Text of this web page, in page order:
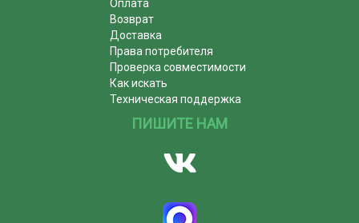
Оплата
Возврат
Доставка
Права потребителя
Проверка совместимости
Как искать
Техническая поддержка
ПИШИТЕ НАМ